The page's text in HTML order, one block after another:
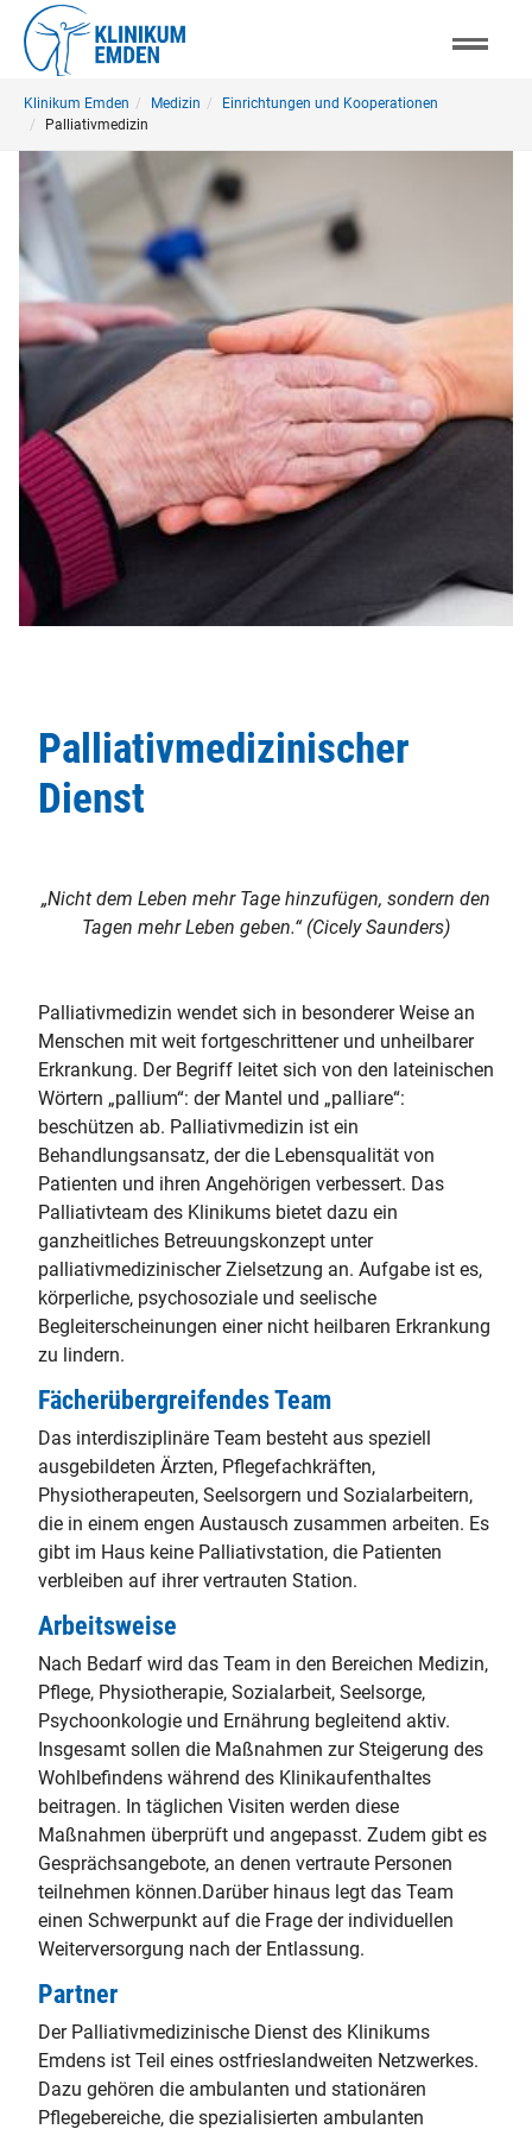
Skip
main
content
You
are
here:
Klinikum Emden Medizin
Einrichtungen und Kooperationen
Palliativmedizin
Palliativmedizinischer
Dienst
„Nicht dem Leben mehr Tage hinzufügen, sondern den
Tagen mehr Leben geben.“ (Cicely Saunders)
Palliativmedizin wendet sich in besonderer Weise an
Menschen mit weit fortgeschrittener und unheilbarer
Erkrankung. Der Begriff leitet sich von den lateinischen
Wörtern „pallium“: der Mantel und „palliare“:
beschützen ab. Palliativmedizin ist ein
Behandlungsansatz, der die Lebensqualität von
Patienten und ihren Angehörigen verbessert. Das
Palliativteam des Klinikums bietet dazu ein
ganzheitliches Betreuungskonzept unter
palliativmedizinischer Zielsetzung an. Aufgabe ist es,
körperliche, psychosoziale und seelische
Begleiterscheinungen einer nicht heilbaren Erkrankung
zu lindern.
Fächerübergreifendes Team
Das interdisziplinäre Team besteht aus speziell
ausgebildeten Ärzten, Pflegefachkräften,
Physiotherapeuten, Seelsorgern und Sozialarbeitern,
die in einem engen Austausch zusammen arbeiten. Es
gibt im Haus keine Palliativstation, die Patienten
verbleiben auf ihrer vertrauten Station.
Arbeitsweise
Nach Bedarf wird das Team in den Bereichen Medizin,
Pflege, Physiotherapie, Sozialarbeit, Seelsorge,
Psychoonkologie und Ernährung begleitend aktiv.
Insgesamt sollen die Maßnahmen zur Steigerung des
Wohlbefindens während des Klinikaufenthaltes
beitragen. In täglichen Visiten werden diese
Maßnahmen überprüft und angepasst. Zudem gibt es
Gesprächsangebote, an denen vertraute Personen
teilnehmen können.Darüber hinaus legt das Team
einen Schwerpunkt auf die Frage der individuellen
Weiterversorgung nach der Entlassung.
Partner
Der Palliativmedizinische Dienst des Klinikums
Emdens ist Teil eines ostfrieslandweiten Netzwerkes.
Dazu gehören die ambulanten und stationären
Pflegebereiche, die spezialisierten ambulanten